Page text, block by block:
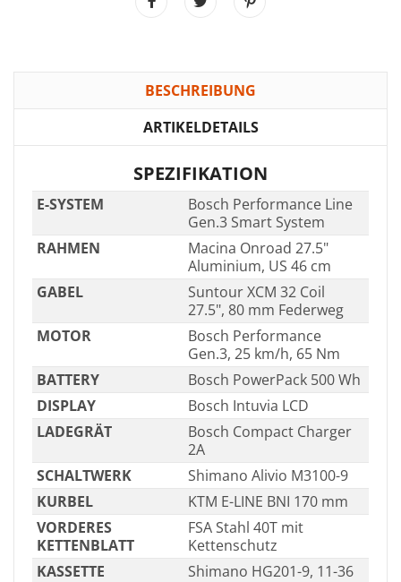
BESCHREIBUNG
ARTIKELDETAILS
SPEZIFIKATION
E-SYSTEM
Bosch Performance Line
Gen.3 Smart System
RAHMEN
Macina Onroad 27.5"
Aluminium, US 46 cm
GABEL
Suntour XCM 32 Coil
27.5", 80 mm Federweg
MOTOR
Bosch Performance
Gen.3, 25 km/h, 65 Nm
BATTERY
Bosch PowerPack 500 Wh
DISPLAY
Bosch Intuvia LCD
LADEGRÄT
Bosch Compact Charger
2A
SCHALTWERK
Shimano Alivio M3100-9
KURBEL
KTM E-LINE BNI 170 mm
VORDERES
KETTENBLATT
FSA Stahl 40T mit
Kettenschutz
KASSETTE
Shimano HG201-9, 11-36